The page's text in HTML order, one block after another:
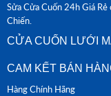
Sửa Cửa Cuốn 24h Giá
Chiến.
CỬA CUỐN LƯỚI
CAM KẾT BÁN
Hàng Chính Hãng